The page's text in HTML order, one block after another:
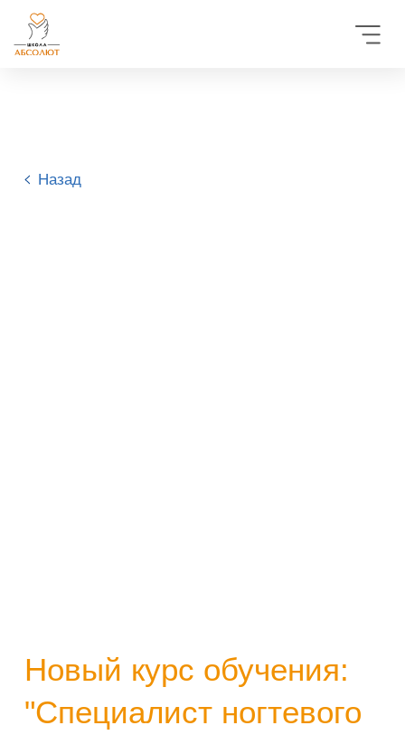
Назад
Новый курс обучения:
"Специалист ногтевого